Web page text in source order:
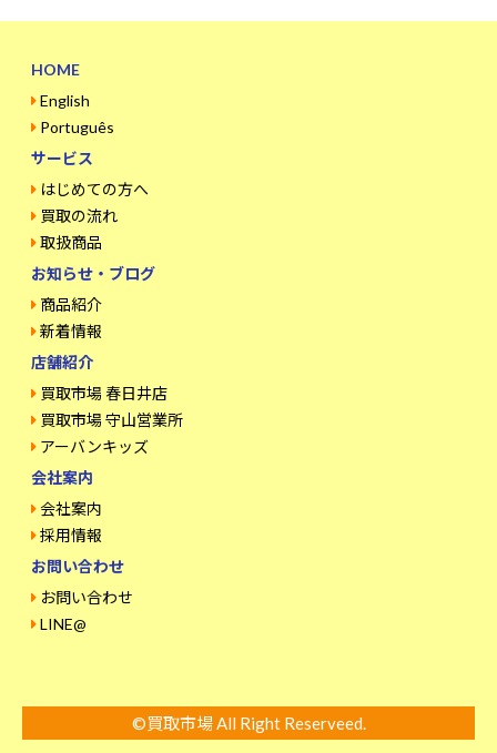
HOME
English
Português
サービス
はじめての方へ
買取の流れ
取扱商品
お知らせ・ブログ
商品紹介
新着情報
店舗紹介
買取市場 春日井店
買取市場 守山営業所
アーバンキッズ
会社案内
会社案内
採用情報
お問い合わせ
お問い合わせ
LINE@
©買取市場 All Right Reserveed.